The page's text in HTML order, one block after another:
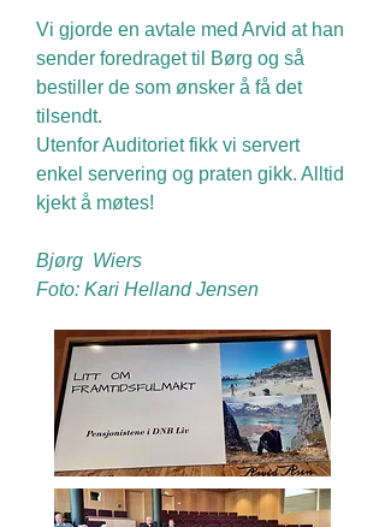
Vi gjorde en avtale med Arvid at han
sender foredraget til Børg og så
bestiller de som ønsker å få det
tilsendt.
Utenfor Auditoriet fikk vi servert
enkel servering og praten gikk. Alltid
kjekt å møtes!
Bjørg Wiers
Foto: Kari Helland Jensen